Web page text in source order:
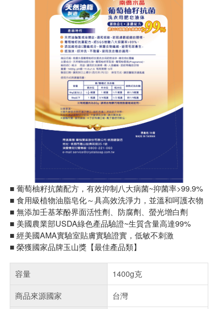
■ 葡萄柚籽抗菌配方，有效抑制八大病菌~抑菌率>99.9%
■ 食用級植物油脂皂化～具高效洗淨力，並溫和呵護衣物
■ 無添加壬基苯酚界面活性劑、防腐劑、螢光增白劑
■ 美國農業部USDA綠色產品驗證~生質含量高達99%
■ 經美國AMA實驗室貼膚實驗證實，低敏不刺激
■ 榮獲國家品牌玉山獎【最佳產品類】
容量
1400g克
商品來源國家
台灣